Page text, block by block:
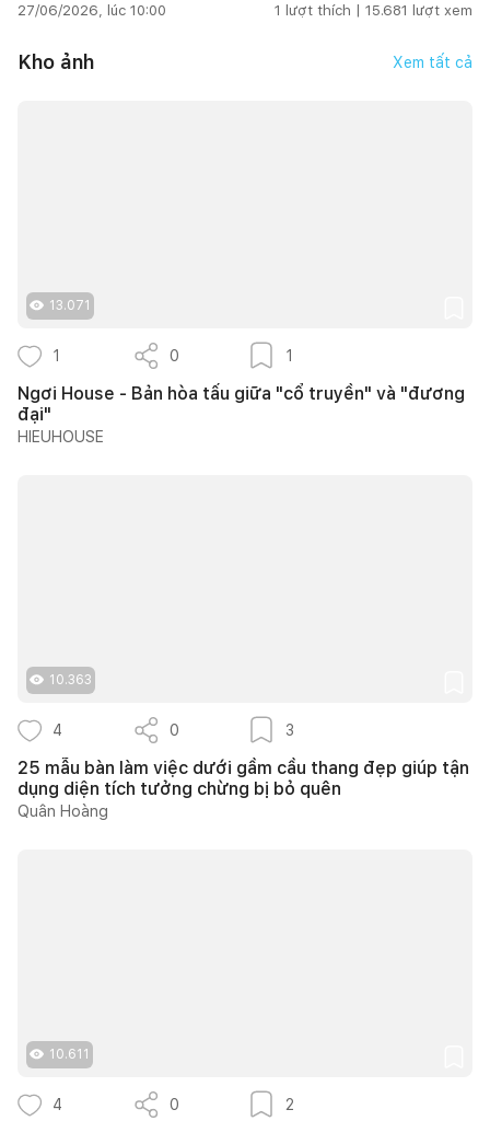
27/06/2026, lúc 10:00 1 lượt thích | 15.681 lượt xem
Kho ảnh Xem tất cả
13.071
1 0 1
Ngơi House - Bản hòa tấu giữa "cổ truyền" và "đương
đại"
HIEUHOUSE
10.363
4 0 3
25 mẫu bàn làm việc dưới gầm cầu thang đẹp giúp tận
dụng diện tích tưởng chừng bị bỏ quên
Quân Hoàng
10.611
4 0 2